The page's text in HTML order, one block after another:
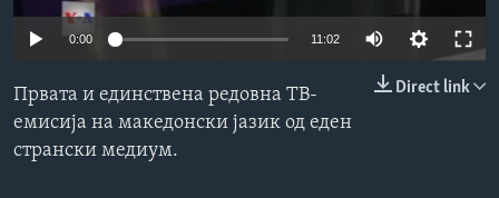
ИНТЕРВЈУА
Јазици
0:00 11:02
Direct link
Првата и единствена редовна ТВ-
емисија на македонски јазик од еден
странски медиум.